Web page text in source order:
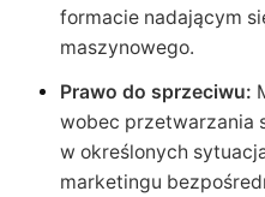
formacie nadającym
maszynowego.
Prawo do sprzeciwu:
wobec przetwarzania
w określonych
marketingu